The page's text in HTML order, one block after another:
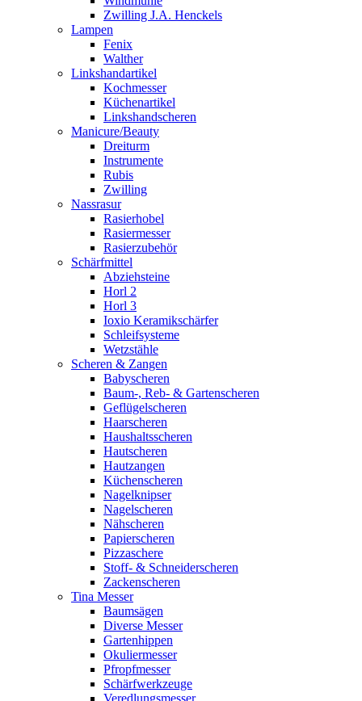
Zwilling J.A. Henckels
Lampen
Fenix
Walther
Linkshandartikel
Kochmesser
Küchenartikel
Linkshandscheren
Manicure/Beauty
Dreiturm
Instrumente
Rubis
Zwilling
Nassrasur
Rasierhobel
Rasiermesser
Rasierzubehör
Schärfmittel
Abziehsteine
Horl 2
Horl 3
Ioxio Keramikschärfer
Schleifsysteme
Wetzstähle
Scheren & Zangen
Babyscheren
Baum-, Reb- & Gartenscheren
Geflügelscheren
Haarscheren
Haushaltsscheren
Hautscheren
Hautzangen
Küchenscheren
Nagelknipser
Nagelscheren
Nähscheren
Papierscheren
Pizzaschere
Stoff- & Schneiderscheren
Zackenscheren
Tina Messer
Baumsägen
Diverse Messer
Gartenhippen
Okuliermesser
Pfropfmesser
Schärfwerkzeuge
Veredlungsmesser